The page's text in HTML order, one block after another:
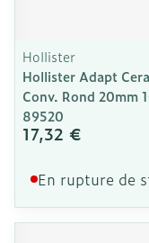
Hollister
Hollister Adapt
Conv. Rond 20mm
89520
17,32 €
En rupture de